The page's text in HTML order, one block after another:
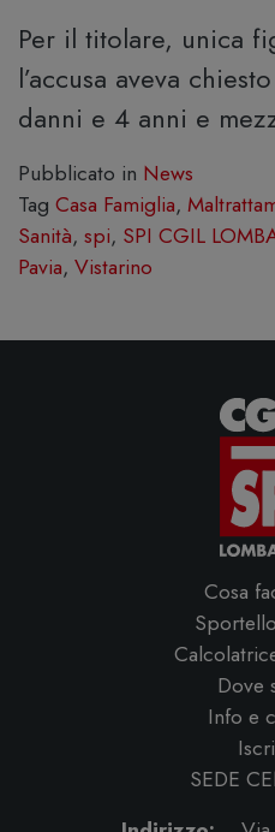
Per il titolare, unica
l’accusa aveva
danni e 4 anni e
Pubblicato in News
Tag Casa Famiglia,
Sanità, spi, SPI CGIL
Pavia, Vistarino
Cosa
Dove
Info e
SEDE